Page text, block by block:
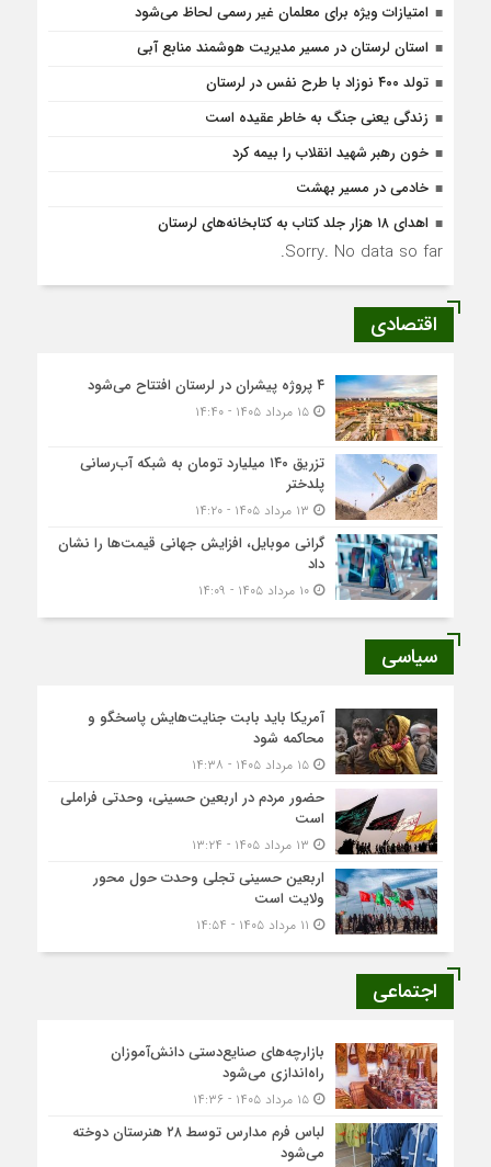
امتیازات ویژه برای معلمان غیر رسمی لحاظ می‌شود
استان لرستان در مسیر مدیریت هوشمند منابع آبی
تولد ۴۰۰ نوزاد با طرح نفس در لرستان
زندگی یعنی جنگ به‌ خاطر عقیده است
خون رهبر شهید انقلاب را بیمه کرد
خادمی در مسیر بهشت
اهدای ۱۸ هزار جلد کتاب به کتابخانه‌های لرستان
Sorry. No data so far.
اقتصادی
۴ پروژه پیشران در لرستان افتتاح می‌شود
۱۵ مرداد ۱۴۰۵ - ۱۴:۴۰
تزریق ۱۴۰ میلیارد تومان به شبکه آب‌رسانی
پلدختر
گرانی موبایل، افزایش جهانی قیمت‌ها را نشان
داد
۱۰ مرداد ۱۴۰۵ - ۱۴:۰۹
سیاسی
آمریکا باید بابت جنایت‌هایش پاسخگو و
محاکمه شود
۱۵ مرداد ۱۴۰۵ - ۱۴:۳۸
حضور مردم در اربعین حسینی، وحدتی فراملی
است
اربعین حسینی تجلی وحدت حول محور
ولایت است
اجتماعی
بازارچه‌های صنایع‌دستی دانش‌آموزان
راه‌اندازی می‌شود
۱۵ مرداد ۱۴۰۵ - ۱۴:۳۶
لباس فرم مدارس توسط ۲۸ هنرستان‌ دوخته
می‌شود